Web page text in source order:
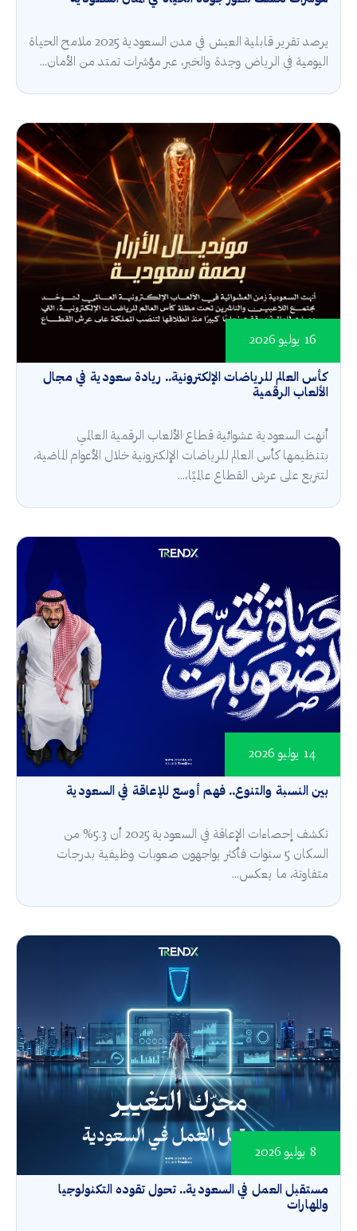
يرصد تقرير قابلية العيش في مدن السعودية 2025 ملامح الحياة
اليومية في الرياض وجدة والخبر، عبر مؤشرات تمتد من الأمان...
كأس العالم للرياضات الإلكترونية.. ريادة سعودية في مجال
الألعاب الرقمية
16 يوليو 2026
أنهت السعودية عشوائية قطاع الألعاب الرقمية العالمي
بتنظيمها كأس العالم للرياضات الإلكترونية خلال الأعوام الماضية،
لتتربع على عرش القطاع عالميًا،...
بين النسبة والتنوع.. فهم أوسع للإعاقة في السعودية
14 يوليو 2026
تكشف إحصاءات الإعاقة في السعودية 2025 أن 5.3% من
السكان 5 سنوات فأكثر يواجهون صعوبات وظيفية بدرجات
متفاوتة، ما يعكس...
مستقبل العمل في السعودية.. تحول تقوده التكنولوجيا
والمهارات
8 يوليو 2026